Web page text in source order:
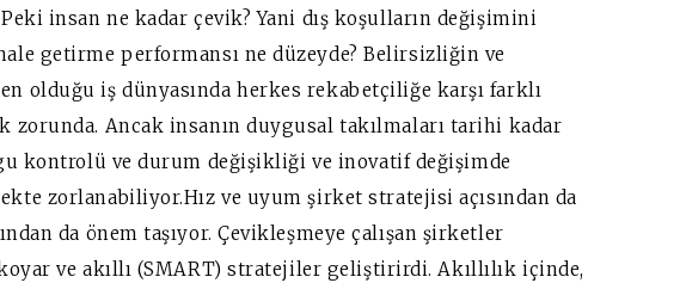
insan ne kadar çevik? Yani dış koşulların değişimini
getirme performansı ne düzeyde? Belirsizliğin ve
olduğu iş dünyasında herkes rekabetçiliğe karşı farklı
Ancak insanın duygusal takılmaları tarihi kadar
kontrolü ve durum değişikliği ve inovatif değişimde
zorlanabiliyor.Hız ve uyum şirket stratejisi açısından da
da önem taşıyor. Çevikleşmeye çalışan şirketler
ve akıllı (SMART) stratejiler geliştirirdi. Akıllılık içinde,